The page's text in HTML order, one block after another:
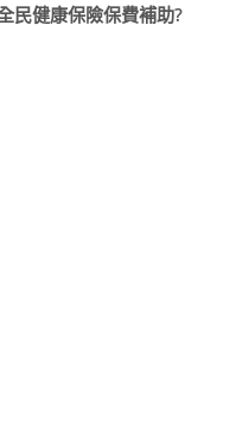
民健康保險保費補助?